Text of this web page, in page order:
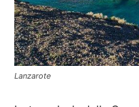
Lanzarote